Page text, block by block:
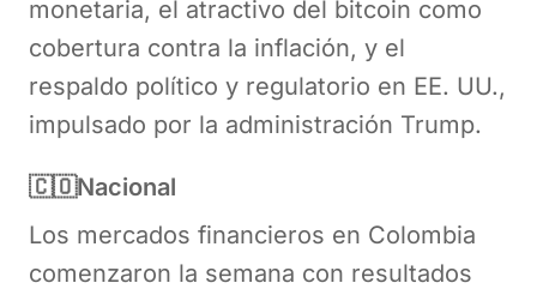
monetaria, el atractivo del bitcoin como
cobertura contra la inflación, y el
respaldo político y regulatorio en EE. UU.,
impulsado por la administración Trump.
🇨🇴Nacional
Los mercados financieros en Colombia
comenzaron la semana con resultados